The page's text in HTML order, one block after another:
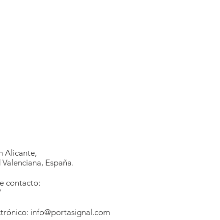
Alicante,
España.
contacto:
info@portasignal.com